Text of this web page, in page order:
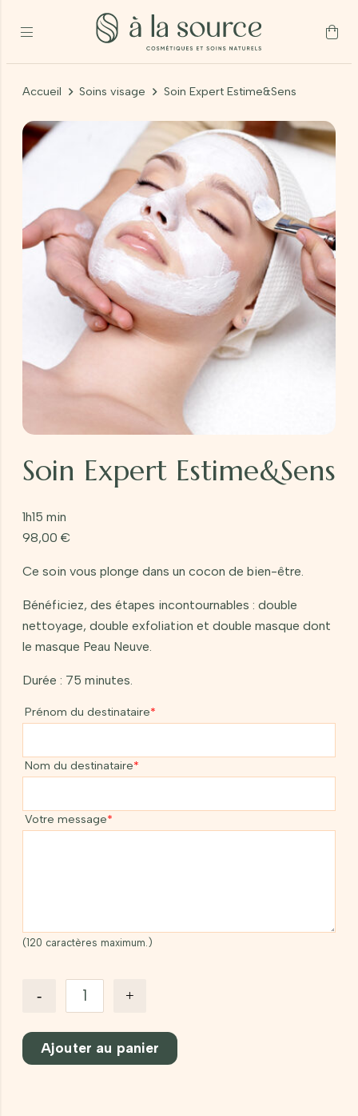
Accueil Soins visage Soin Expert Estime&Sens
Soin Expert Estime&Sens
1h15 min
98,00 €
Ce soin vous plonge dans un cocon de bien-être.
Bénéficiez, des étapes incontournables : double
nettoyage, double exfoliation et double masque dont
le masque Peau Neuve.
Durée : 75 minutes.
Prénom du destinataire*
Nom du destinataire*
Votre message*
(120 caractères maximum.)
-
quantité
Soin
Estime&Sens
+
Ajouter au panier